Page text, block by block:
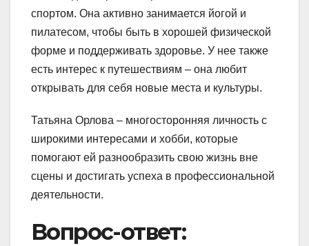
спортом. Она активно занимается йогой и
пилатесом, чтобы быть в хорошей физической
форме и поддерживать здоровье. У нее также
есть интерес к путешествиям – она любит
открывать для себя новые места и культуры.
Татьяна Орлова – многосторонняя личность с
широкими интересами и хобби, которые
помогают ей разнообразить свою жизнь вне
сцены и достигать успеха в профессиональной
деятельности.
Вопрос-ответ: